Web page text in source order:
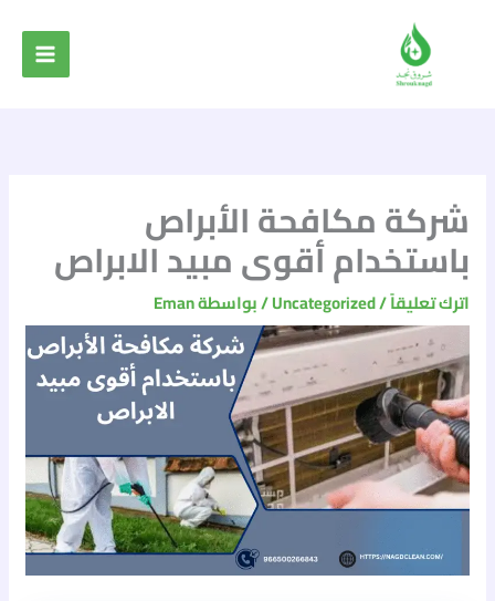
شركة مكافحة الأبراص
باستخدام أقوى مبيد الابراص
اترك تعليقاً/
Uncategorized/ بواسطةEman